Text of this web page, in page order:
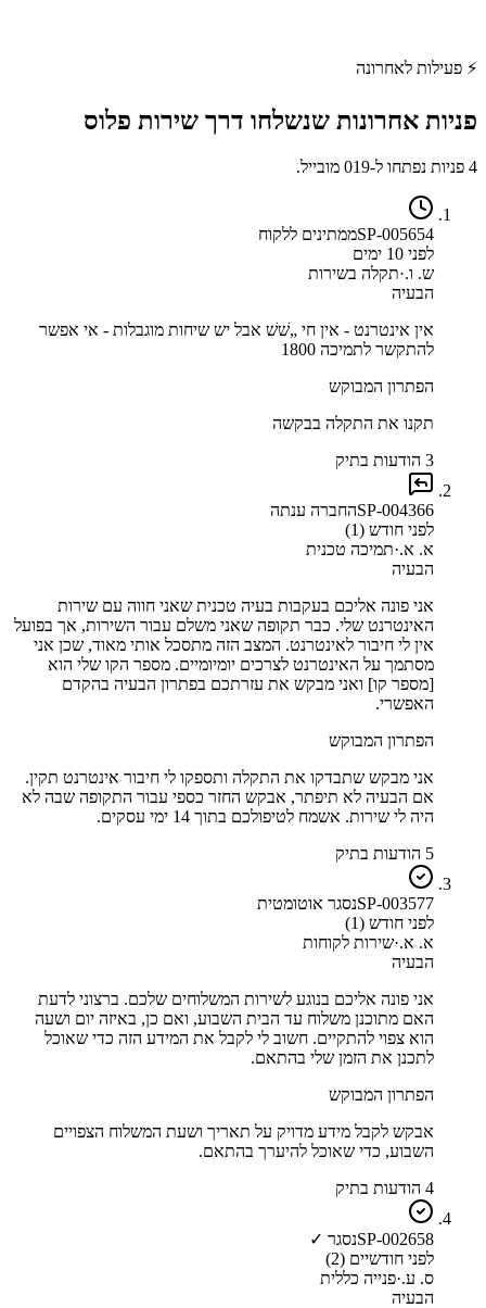
⚡ פעילות לאחרונה
פניות אחרונות שנשלחו דרך שירות פלוס
4 פניות נפתחו ל-019 מובייל.
SP-005654ממתינים ללקוח
לפני 10 ימים
ש. ו.·תקלה בשירות
הבעיה
אין אינטרנט - אין חי „שׁשׁ אבל יש שיחות מוגבלות - אי אפשר
להתקשר לתמיכה 1800
הפתרון המבוקש
תקנו את התקלה בבקשה
3 הודעות בתיק
SP-004366החברה ענתה
לפני חודש (1)
א. א.·תמיכה טכנית
הבעיה
אני פונה אליכם בעקבות בעיה טכנית שאני חווה עם שירות
האינטרנט שלי. כבר תקופה שאני משלם עבור השירות, אך בפועל
אין לי חיבור לאינטרנט. המצב הזה מתסכל אותי מאוד, שכן אני
מסתמך על האינטרנט לצרכים יומיומיים. מספר הקו שלי הוא
[מספר קו] ואני מבקש את עזרתכם בפתרון הבעיה בהקדם
האפשרי.
הפתרון המבוקש
אני מבקש שתבדקו את התקלה ותספקו לי חיבור אינטרנט תקין.
אם הבעיה לא תיפתר, אבקש החזר כספי עבור התקופה שבה לא
היה לי שירות. אשמח לטיפולכם בתוך 14 ימי עסקים.
5 הודעות בתיק
SP-003577נסגר אוטומטית
לפני חודש (1)
א. א.·שירות לקוחות
הבעיה
אני פונה אליכם בנוגע לשירות המשלוחים שלכם. ברצוני לדעת
האם מתוכנן משלוח עד הבית השבוע, ואם כן, באיזה יום ושעה
הוא צפוי להתקיים. חשוב לי לקבל את המידע הזה כדי שאוכל
לתכנן את הזמן שלי בהתאם.
הפתרון המבוקש
אבקש לקבל מידע מדויק על תאריך ושעת המשלוח הצפויים
השבוע, כדי שאוכל להיערך בהתאם.
4 הודעות בתיק
SP-002658נסגר ✓
לפני חודשיים (2)
ס. ע.·פנייה כללית
הבעיה